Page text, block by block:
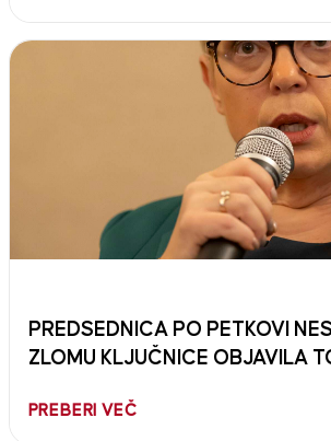
PREDSEDNICA PO PETKOVI
ZLOMU KLJUČNICE OBJAVILA
PREBERI VEČ